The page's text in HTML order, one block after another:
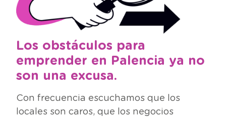
Los obstáculos para
emprender en Palencia ya no
son una excusa.
Con frecuencia escuchamos que los
locales son caros, que los negocios